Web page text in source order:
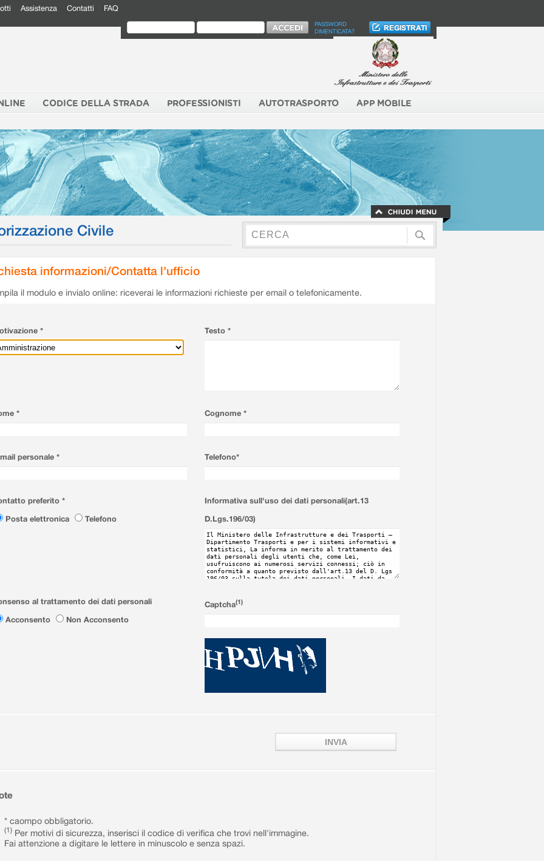
Assistenza Contatti FAQ
PASSWORD
DIMENTICATA?
CODICE DELLA STRADA PROFESSIONISTI AUTOTRASPORTO APP MOBILE
Civile
informazioni/Contatta l'ufficio
il modulo e invialo online: riceverai le informazioni richieste per email o telefonicamente.
* Testo *
* Cognome *
personale * Telefono*
preferito *
Posta elettronica
Telefono
Informativa sull'uso dei dati personali(art.13
D.Lgs.196/03)
al trattamento dei dati personali
Acconsento
Non Acconsento
Captcha(1)
* caompo obbligatorio.
(1) Per motivi di sicurezza, inserisci il codice di verifica che trovi nell'immagine.
Fai attenzione a digitare le lettere in minuscolo e senza spazi.